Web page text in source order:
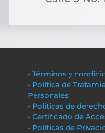
• Términos y
• Política de
Personales
• Políticas de
• Certificado de
• Políticas de